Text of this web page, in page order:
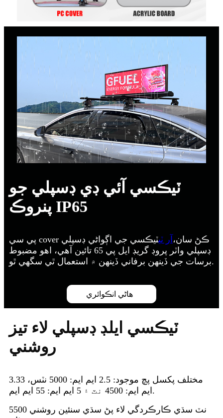
ٽيڪسي آئي ڊي ڊسپلي جو
پنروڪ IP65
پي سي cover ڪڻ سان،آر ٽيٽيڪسي جي اڳواڻي ڊسپلي
ڊسپلي واٽر پروڊ گريڊ ايل پي 65 تائين آهي، اهو مضبوط
برسات جي ڏينهن برفاني ڏينهن ۾ استعمال ٿي سگهي ٿو.
هاڻي انڪوائري
ٽيڪسي ايلڊ ڊسپلي لاء تيز
روشني
مختلف پکسل پچ موجود: 2.5 ايم ايم: 5000 نٽس، 3.33
ايم ايم: 4500 نٽ ۽ 5 ايم ايم: 55 ايم ايم.
5500 نٽ سڌي ڪارڪردگي لاء پڻ سڌي سنئين روشني